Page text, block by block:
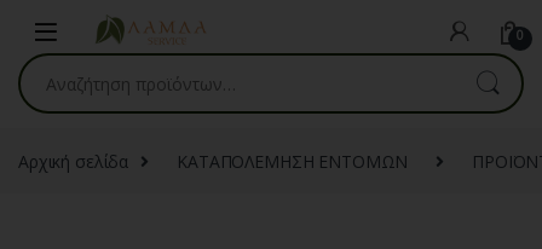
Skip to navigation
Skip to content
0
Αναζήτηση για:
Αρχική σελίδα ΚΑΤΑΠΟΛΕΜΗΣΗ ΕΝΤΟΜΩΝ